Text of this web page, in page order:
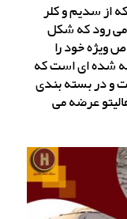
از سدیم و کلر
می رود که شکل
ویژه خود را
شده ای است که
و در بسته بندی
عرضه می